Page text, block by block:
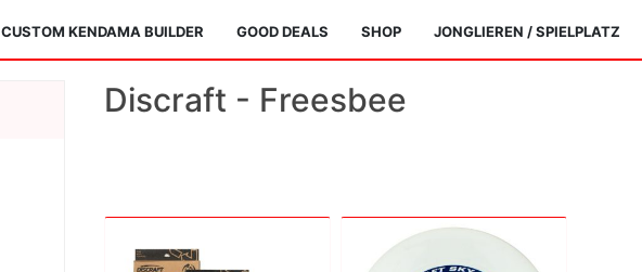
CUSTOM KENDAMA BUILDER GOOD DEALS SHOP JONGLIEREN / SPIELPLATZ
Kendama ISR Swiss Kendama
Discraft - Freesbee